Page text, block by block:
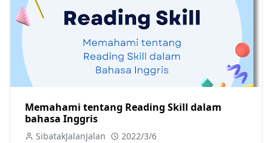
Memahami tentang Reading Skill dalam
bahasa Inggris
SibatakJalanJalan 2022/3/6